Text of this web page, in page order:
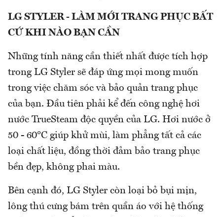
LG STYLER - LÀM MỚI TRANG PHỤC BẤT
CỨ KHI NÀO BẠN CẦN
Những tính năng cần thiết nhất được tích hợp
trong LG Styler sẽ đáp ứng mọi mong muốn
trong việc chăm sóc và bảo quản trang phục
của bạn. Đầu tiên phải kể đến công nghệ hơi
nước TrueSteam độc quyền của LG. Hơi nước ở
50 - 60°C giúp khử mùi, làm phẳng tất cả các
loại chất liệu, đồng thời đảm bảo trang phục
bền đẹp, không phai màu.
Bên cạnh đó, LG Styler còn loại bỏ bụi mịn,
lông thú cưng bám trên quần áo với hệ thống